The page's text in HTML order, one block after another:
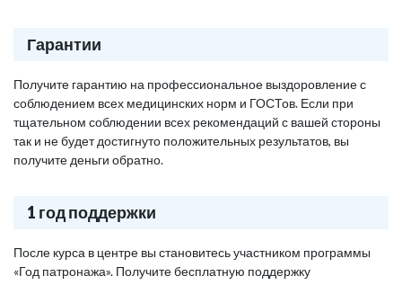
Гарантии
Получите гарантию на профессиональное выздоровление с
соблюдением всех медицинских норм и ГОСТов. Если при
тщательном соблюдении всех рекомендаций с вашей стороны
так и не будет достигнуто положительных результатов, вы
получите деньги обратно.
1 год поддержки
После курса в центре вы становитесь участником программы
«Год патронажа». Получите бесплатную поддержку